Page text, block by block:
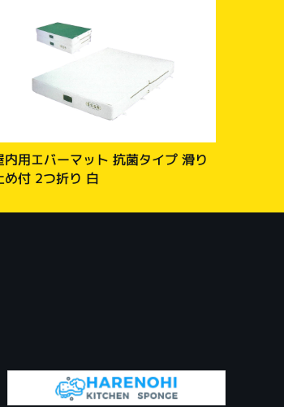
内用エバーマット 抗菌タイプ 滑り
め付 2つ折り 白